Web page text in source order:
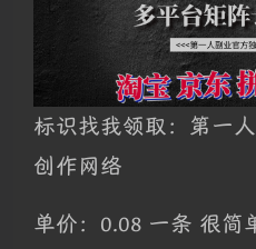
标识找我领取：第一
创作网络
单价：0.08 一条 很简